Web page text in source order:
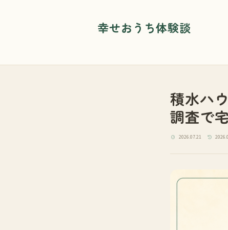
幸せおうち体験談
積水ハ
調査で
2026.07.21